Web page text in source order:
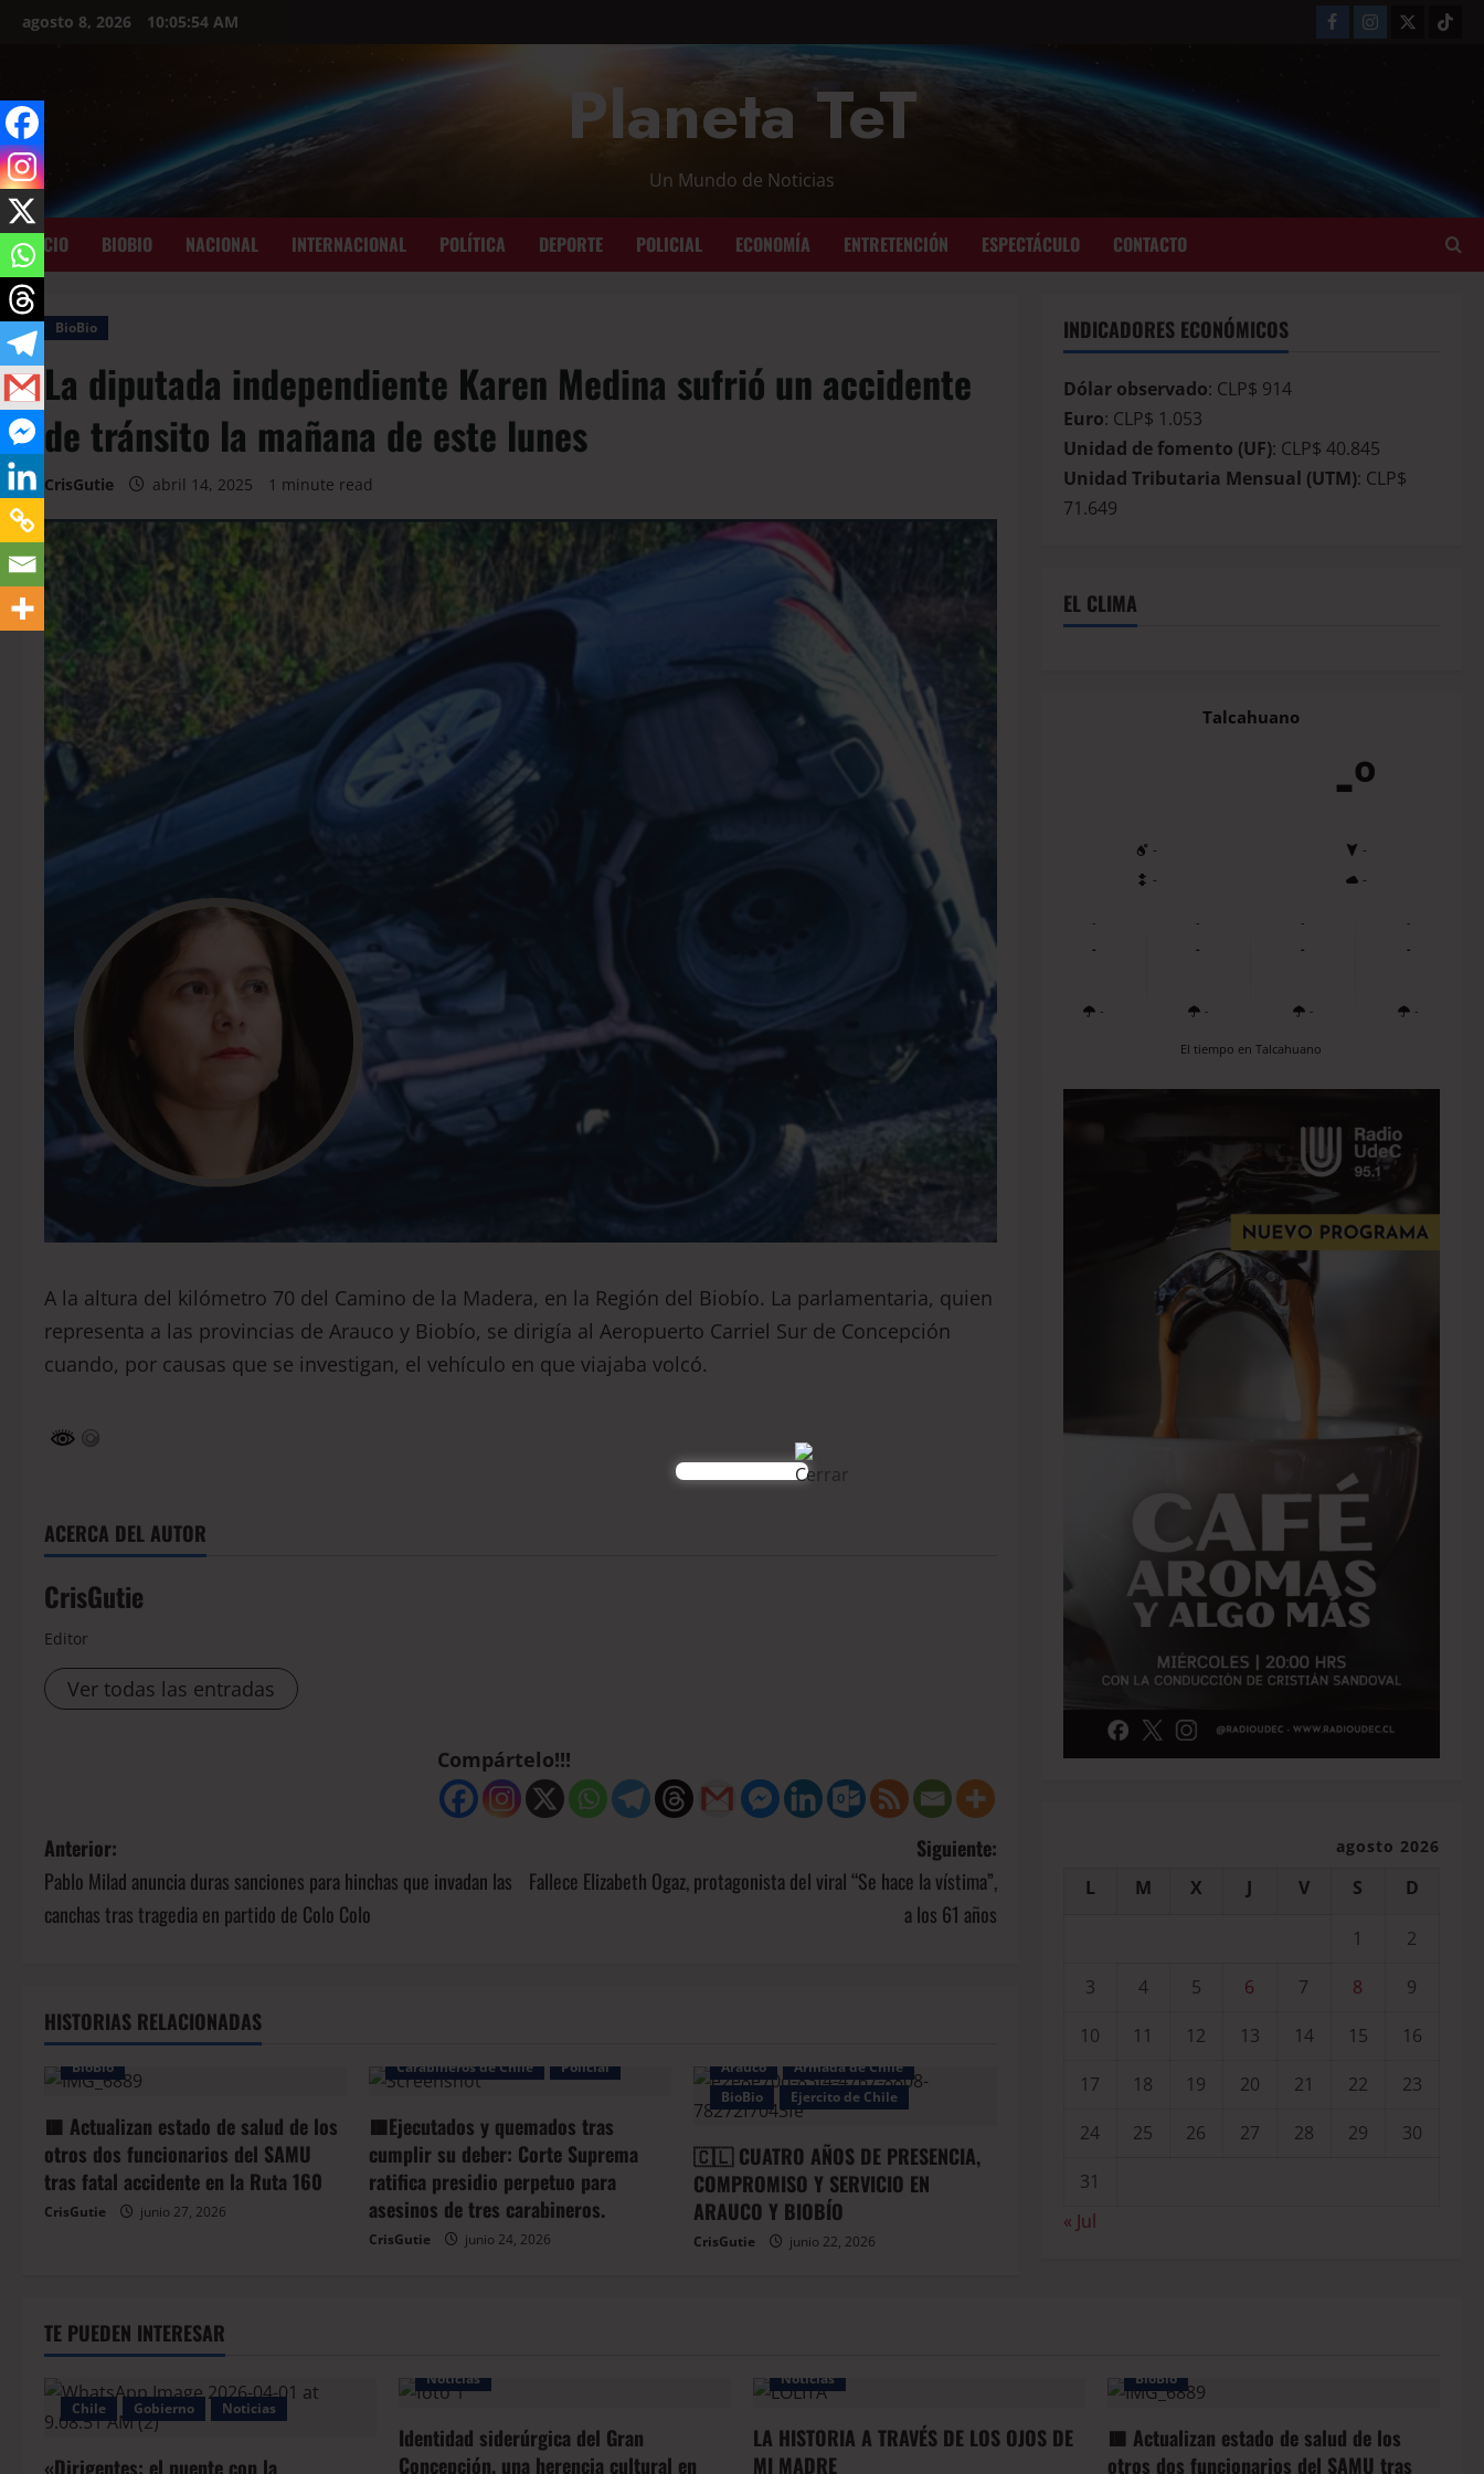
agosto 8, 2026 10:05:55 AM
Planeta TeT
Un Mundo de Noticias
INICIO BIOBIO NACIONAL INTERNACIONAL POLÍTICA DEPORTE POLICIAL ECONOMÍA ENTRETENCIÓN ESPECTÁCULO CONTACTO
BioBio
La diputada independiente Karen Medina sufrió un accidente
de tránsito la mañana de este lunes
CrisGutie abril 14, 2025 1 minute read
A la altura del kilómetro 70 del Camino de la Madera, en la Región del Biobío. La parlamentaria, quien
representa a las provincias de Arauco y Biobío, se dirigía al Aeropuerto Carriel Sur de Concepción
cuando, por causas que se investigan, el vehículo en que viajaba volcó.
ACERCA DEL AUTOR
CrisGutie
Editor
Ver todas las entradas
Compártelo!!!
Anterior:
Pablo Milad anuncia duras sanciones para hinchas que invadan las
canchas tras tragedia en partido de Colo Colo
Siguiente:
Fallece Elizabeth Ogaz, protagonista del viral “Se hace la vístima”,
a los 61 años
HISTORIAS RELACIONADAS
BioBio
🟥 Actualizan estado de salud de los
otros dos funcionarios del SAMU
tras fatal accidente en la Ruta 160
CrisGutie junio 27, 2026
Carabineros de Chile
Policial
🟥Ejecutados y quemados tras
cumplir su deber: Corte Suprema
ratifica presidio perpetuo para
asesinos de tres carabineros.
CrisGutie junio 24, 2026
Arauco
Armada de Chile
BioBio
Ejercito de Chile
🇨🇱 CUATRO AÑOS DE PRESENCIA,
COMPROMISO Y SERVICIO EN
ARAUCO Y BIOBÍO
CrisGutie junio 22, 2026
INDICADORES ECONÓMICOS
Dólar observado: CLP$ 914
Euro: CLP$ 1.053
Unidad de fomento (UF): CLP$ 40.845
Unidad Tributaria Mensual (UTM): CLP$
71.649
EL CLIMA
Talcahuano
-º
-
-
-
-
-
-
-
-
-
-
-
-
-
-
-
-
El tiempo en Talcahuano
agosto 2026
L M X J V S D
1
2
3
4 5 6 7 8
9
10
11 12 13 14 15
16
17
18 19 20 21 22
23
24
25 26 27 28 29
30
31
« Jul
TE PUEDEN INTERESAR
Chile Gobierno Noticias
«Dirigentes: el puente con la
Noticias
Identidad siderúrgica del Gran
Concepción, una herencia cultural en
Noticias
LA HISTORIA A TRAVÉS DE LOS OJOS DE
MI MADRE
BioBio
🟥 Actualizan estado de salud de los
otros dos funcionarios del SAMU tras